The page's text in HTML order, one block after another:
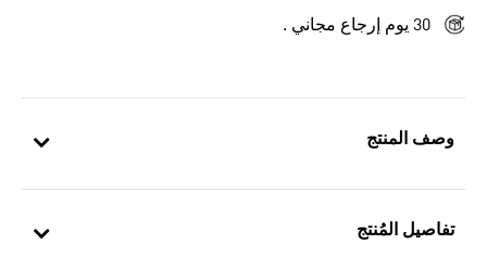
وصف المنتج
تفاصيل المُنتج